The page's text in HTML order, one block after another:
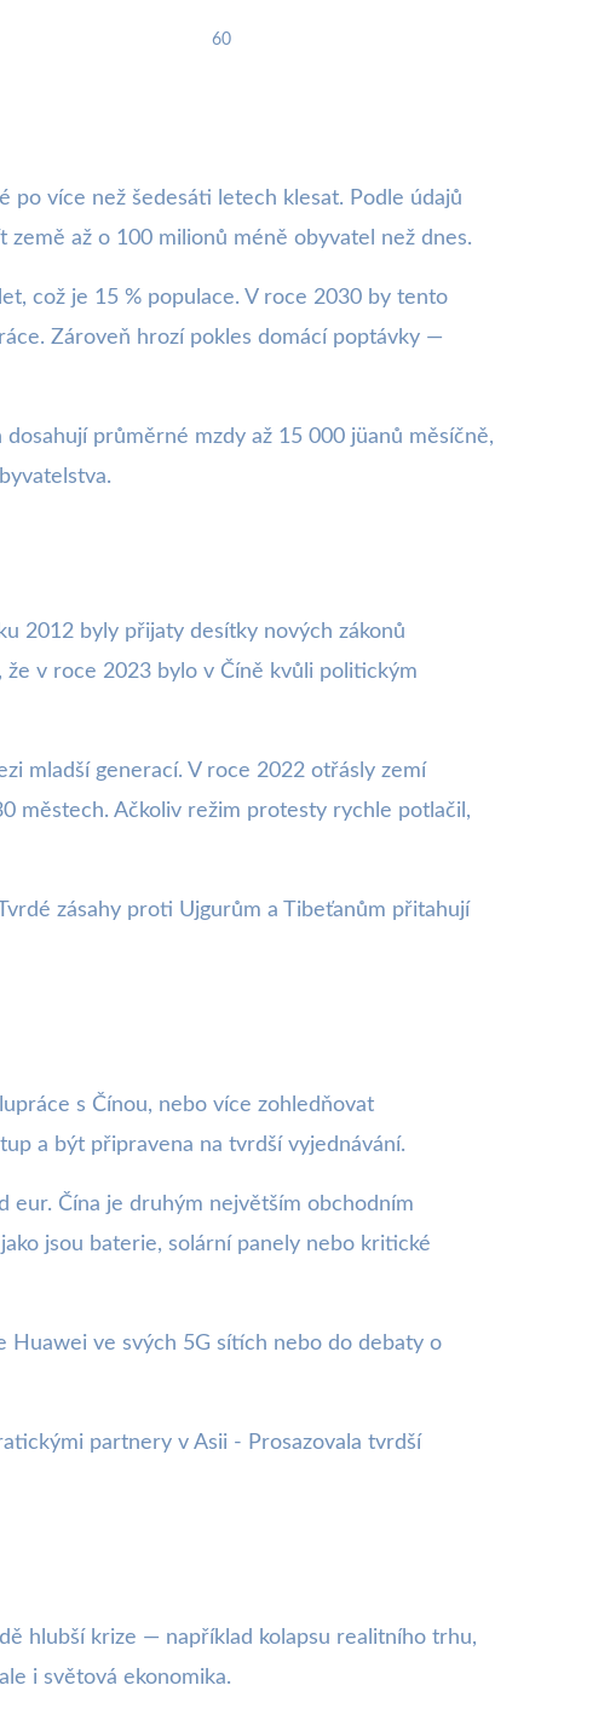
60
po více než šedesáti letech klesat. Podle údajů
až o 100 milionů méně obyvatel než dnes.
což je 15 % populace. V roce 2030 by tento
Zároveň hrozí pokles domácí poptávky —
průměrné mzdy až 15 000 jüanů měsíčně,
2012 byly přijaty desítky nových zákonů
v roce 2023 bylo v Číně kvůli politickým
mladší generací. V roce 2022 otřásly zemí
městech. Ačkoliv režim protesty rychle potlačil,
zásahy proti Ujgurům a Tibeťanům přitahují
s Čínou, nebo více zohledňovat
a být připravena na tvrdší vyjednávání.
eur. Čína je druhým největším obchodním
jsou baterie, solární panely nebo kritické
Huawei ve svých 5G sítích nebo do debaty o
partnery v Asii - Prosazovala tvrdší
hlubší krize — například kolapsu realitního trhu,
i světová ekonomika.